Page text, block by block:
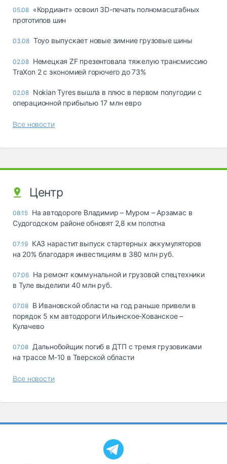
05.08 «Кордиант» освоил 3D-печать полномасштабных
прототипов шин
03.08 Toyo выпускает новые зимние грузовые шины
02.08 Немецкая ZF презентовала тяжелую трансмиссию
TraXon 2 с экономией горючего до 73%
02.08 Nokian Tyres вышла в плюс в первом полугодии с
операционной прибылью 17 млн евро
Все новости
Центр
08:15 На автодороге Владимир – Муром – Арзамас в
Судогодском районе обновят 2,8 км полотна
07:19 КАЗ нарастит выпуск стартерных аккумуляторов
на 20% благодаря инвестициям в 380 млн руб.
07:06 На ремонт коммунальной и грузовой спецтехники
в Туле выделили 40 млн руб.
07.08 В Ивановской области на год раньше привели в
порядок 5 км автодороги Ильинское-Хованское –
Кулачево
07.08 Дальнобойщик погиб в ДТП с тремя грузовиками
на трассе М-10 в Тверской области
Все новости